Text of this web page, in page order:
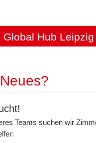
Global Hub Leipzig
Teams suchen wir